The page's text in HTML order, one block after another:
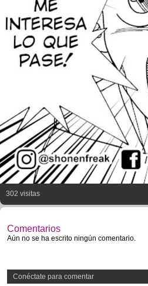
302 visitas
Comentarios
Aún no se ha escrito ningún comentario.
Conéctate para comentar